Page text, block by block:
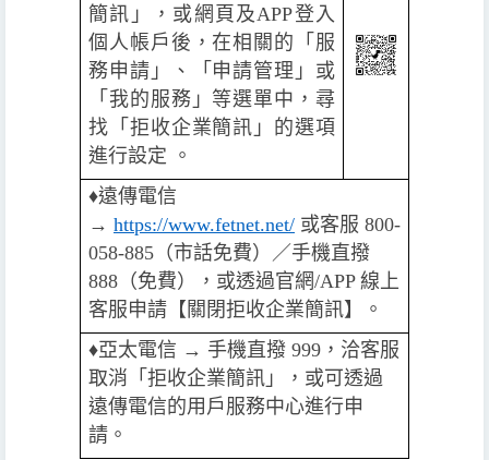
簡訊」，或網頁及APP登入
個人帳戶後，在相關的「服
務申請」、「申請管理」或
「我的服務」等選單中，尋
找「拒收企業簡訊」的選項
進行設定 。
♦️遠傳電信
→ https://www.fetnet.net/ 或客服 800-
058-885（市話免費）／手機直撥
888（免費），或透過官網/APP 線上
客服申請【關閉拒收企業簡訊】。
♦️️亞太電信 → 手機直撥 999，洽客服
取消「拒收企業簡訊」，或可透過
遠傳電信的用戶服務中心進行申
請。